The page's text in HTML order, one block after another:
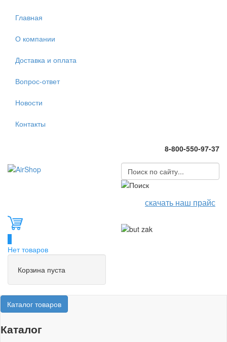
Главная
О компании
Доставка и оплата
Вопрос-ответ
Новости
Контакты
8-800-550-97-37
скачать наш прайс
Нет товаров
Корзина пуста
Каталог товаров
Каталог